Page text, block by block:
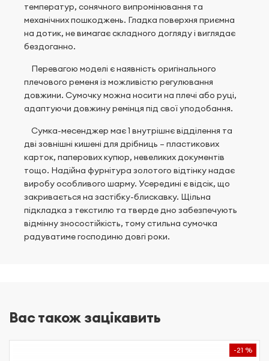
температур, сонячного випромінювання та
механічних пошкоджень. Гладка поверхня приємна
на дотик, не вимагає складного догляду і виглядає
бездоганно.
Перевагою моделі є наявність оригінального
плечового ременя із можливістю регулювання
довжини. Сумочку можна носити на плечі або руці,
адаптуючи довжину ремінця під свої уподобання.
Сумка-месенджер має 1 внутрішнє відділення та
дві зовнішні кишені для дрібниць – пластикових
карток, паперових купюр, невеликих документів
тощо. Надійна фурнітура золотого відтінку надає
виробу особливого шарму. Усередині є відсік, що
закривається на застібку-блискавку. Щільна
підкладка з текстилю та тверде дно забезпечують
відмінну зносостійкість, тому стильна сумочка
радуватиме господиню довгі роки.
Вас також зацікавить
-21 %